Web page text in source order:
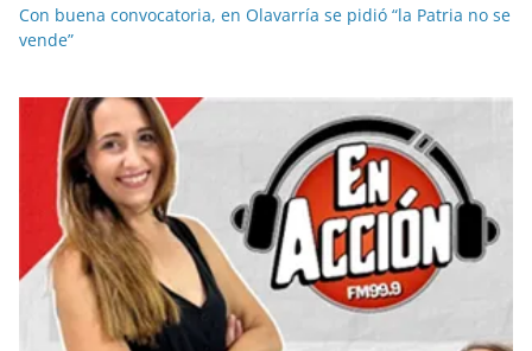
Con buena convocatoria, en Olavarría se pidió “la Patria no se
vende”